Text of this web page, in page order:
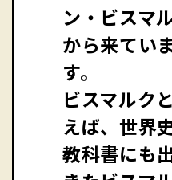
ン・ビスマ
から来てい
す。
ビスマルク
えば、世界
教科書にも